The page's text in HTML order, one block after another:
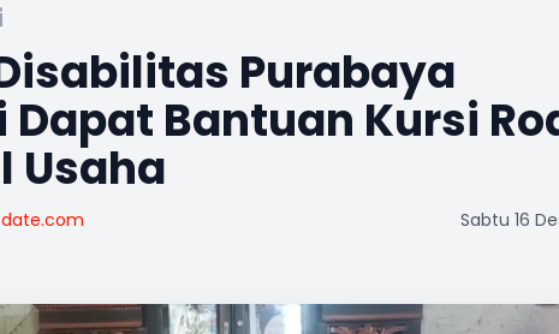
Purabaya
Bantuan Kursi
Usaha
Sabtu 16